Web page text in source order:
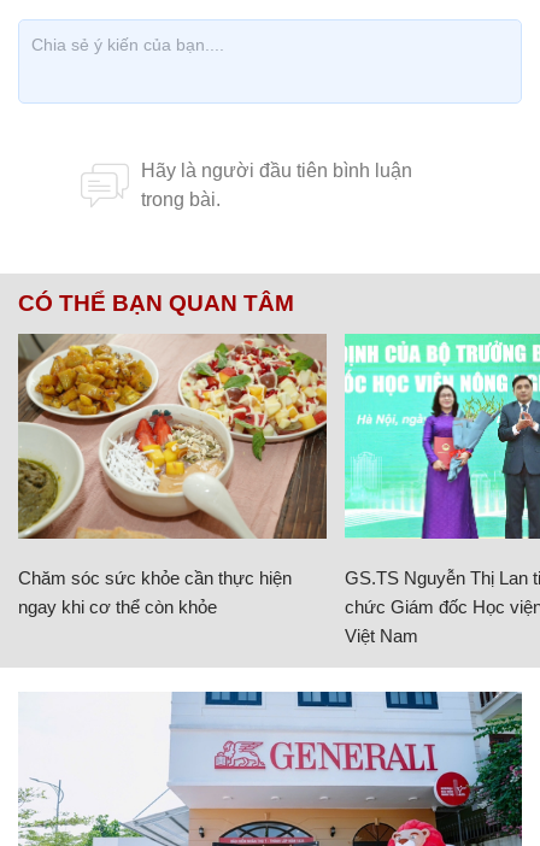
CÓ THỂ BẠN QUAN TÂM
Chăm sóc sức khỏe cần thực hiện
ngay khi cơ thể còn khỏe
GS.TS Nguyễn Thị Lan
chức Giám đốc Học
Việt Nam